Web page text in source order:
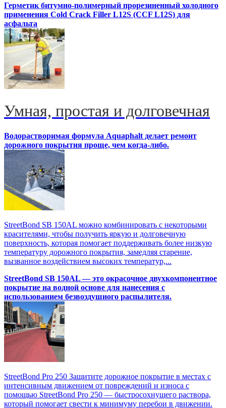
Герметик битумно-полимерный прорезиненный холодного
применения Cold Crack Filler L12S (ССF L12S) для
асфальта
Умная, простая и долговечная
Водорастворимая формула Aquaphalt делает ремонт
дорожного покрытия проще, чем когда-либо.
StreetBond SB 150AL можно комбинировать с некоторыми
красителями, чтобы получить яркую и долговечную
поверхность, которая помогает поддерживать более низкую
температуру дорожного покрытия, замедляя старение,
вызванное воздействием высоких температур,...
StreetBond SB 150AL — это окрасочное двухкомпонентное
покрытие на водной основе для нанесения с
использованием безвоздушного распылителя.
StreetBond Pro 250 Защитите дорожное покрытие в местах с
интенсивным движением от повреждений и износа с
помощью StreetBond Pro 250 — быстросохнущего раствора,
который помогает свести к минимуму перебои в движении.